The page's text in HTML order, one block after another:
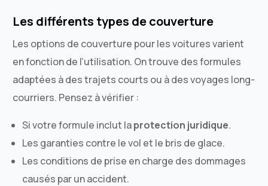
Les différents types de couverture
Les options de couverture pour les voitures varient
en fonction de l’utilisation. On trouve des formules
adaptées à des trajets courts ou à des voyages long-
courriers. Pensez à vérifier :
Si votre formule inclut laprotection juridique.
Les garanties contre le vol et le bris de glace.
Les conditions de prise en charge des dommages
causés par un accident.